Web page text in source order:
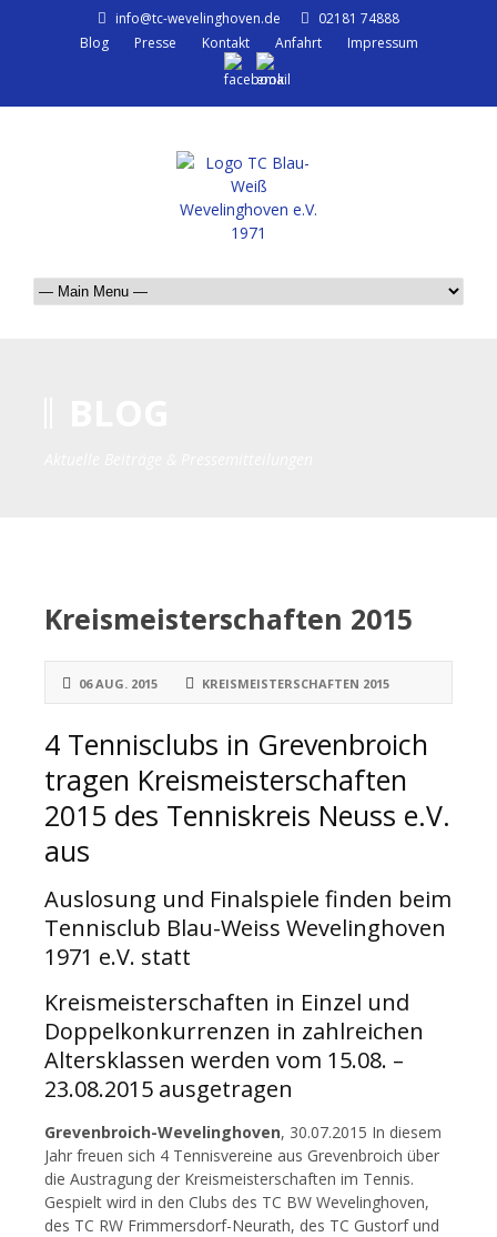
info@tc-wevelinghoven.de
02181 74888
Blog
Presse Kontakt Anfahrt Impressum
Kreismeisterschaften 2015
06 AUG. 2015 KREISMEISTERSCHAFTEN 2015
4 Tennisclubs in Grevenbroich
tragen Kreismeisterschaften
2015 des Tenniskreis Neuss e.V.
aus
Auslosung und Finalspiele finden beim
Tennisclub Blau-Weiss Wevelinghoven
1971 e.V. statt
Kreismeisterschaften in Einzel und
Doppelkonkurrenzen in zahlreichen
Altersklassen werden vom 15.08. –
23.08.2015 ausgetragen
Grevenbroich-Wevelinghoven, 30.07.2015 In diesem
Jahr freuen sich 4 Tennisvereine aus Grevenbroich über
die Austragung der Kreismeisterschaften im Tennis.
Gespielt wird in den Clubs des TC BW Wevelinghoven,
des TC RW Frimmersdorf-Neurath, des TC Gustorf und